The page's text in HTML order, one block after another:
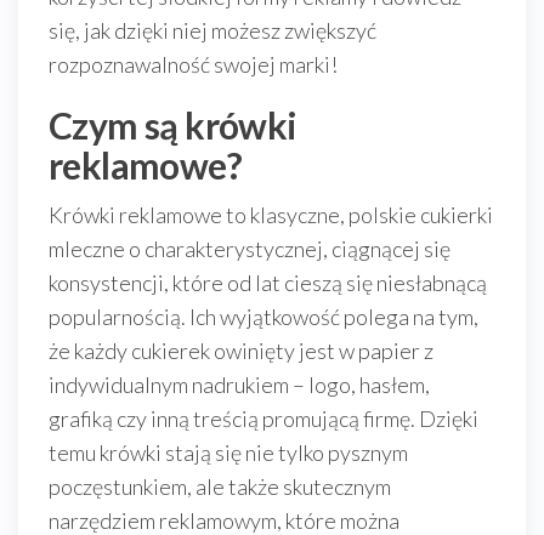
się, jak dzięki niej możesz zwiększyć
rozpoznawalność swojej marki!
Czym są krówki
reklamowe?
Krówki reklamowe to klasyczne, polskie cukierki
mleczne o charakterystycznej, ciągnącej się
konsystencji, które od lat cieszą się niesłabnącą
popularnością. Ich wyjątkowość polega na tym,
że każdy cukierek owinięty jest w papier z
indywidualnym nadrukiem – logo, hasłem,
grafiką czy inną treścią promującą firmę. Dzięki
temu krówki stają się nie tylko pysznym
poczęstunkiem, ale także skutecznym
narzędziem reklamowym, które można